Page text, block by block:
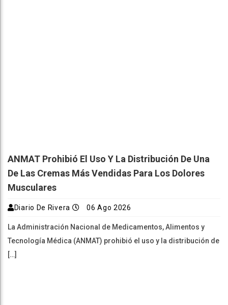
ANMAT Prohibió El Uso Y La Distribución De Una
De Las Cremas Más Vendidas Para Los Dolores
Musculares
Diario De Rivera 06 Ago 2026
La Administración Nacional de Medicamentos, Alimentos y
Tecnología Médica (ANMAT) prohibió el uso y la distribución de
[…]